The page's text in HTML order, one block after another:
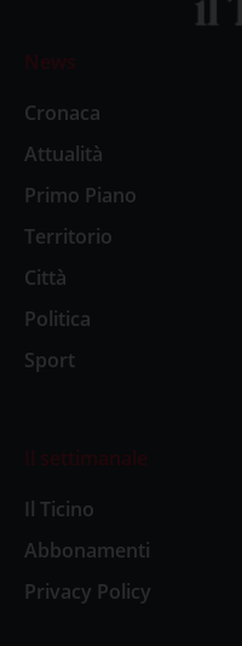
News
Cronaca
Attualità
Primo Piano
Territorio
Città
Politica
Sport
Il settimanale
Il Ticino
Abbonamenti
Privacy Policy